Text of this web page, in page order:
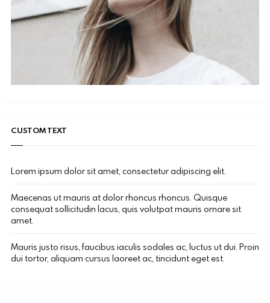
CUSTOM TEXT
Lorem ipsum dolor sit amet, consectetur adipiscing elit.
Maecenas ut mauris at dolor rhoncus rhoncus. Quisque
consequat sollicitudin lacus, quis volutpat mauris ornare sit
amet.
Mauris justo risus, faucibus iaculis sodales ac, luctus ut dui. Proin
dui tortor, aliquam cursus laoreet ac, tincidunt eget est.